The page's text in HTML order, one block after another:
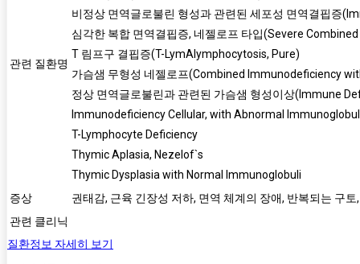
관련 질환명
비정상 면역글로불린 형성과 관련된 세포성 면역결핍증
심각한 복합 면역결핍증, 네젤로프 타입(Severe
T 림프구 결핍증(T-LymAlymphocytosis, Pure)
가슴샘 무형성 네젤로프(Combined Immunodeficiency
정상 면역글로불린과 관련된 가슴샘 형성이상(Immune
Immunodeficiency Cellular, with Abnormal
T-Lymphocyte Deficiency
Thymic Aplasia, Nezelof`s
Thymic Dysplasia with Normal Immunoglobuli
증상
권태감, 근육 긴장성 저하, 면역 체계의 장애, 반복되는 구
관련 클리닉
질환정보 자세히 보기